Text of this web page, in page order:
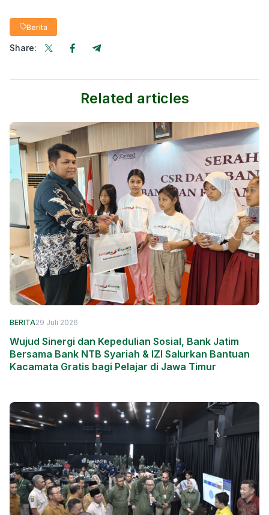
Berita
Share:
Related articles
BERITA29 Juli 2026
Wujud Sinergi dan Kepedulian Sosial, Bank Jatim
Bersama Bank NTB Syariah & IZI Salurkan Bantuan
Kacamata Gratis bagi Pelajar di Jawa Timur